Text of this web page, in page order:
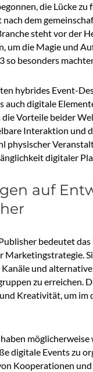
die Lücke zu
dem
steht vor der
um die Magie und
so besonders
hybrides Event-
auch digitale
die Vorteile beider
Interaktion und
physischer
digitaler
auf
bedeutet das
Marketingstrategie.
und
zu erreichen.
Kreativität, um im
möglicherweise
digitale Events zu
Kooperationen